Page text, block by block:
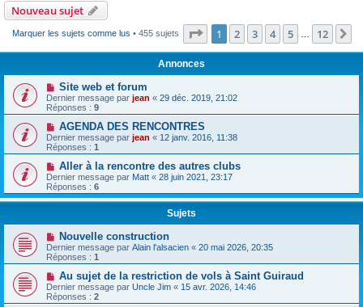
Nouveau sujet
Marquer les sujets comme lus • 455 sujets Page 1sur12
1 2 3 4 5 12
Annonces
Site web et forum
Dernier message par jean « 29 déc. 2019, 21:02
Réponses : 9
AGENDA DES RENCONTRES
Dernier message par jean « 12 janv. 2016, 11:38
Réponses : 1
Aller à la rencontre des autres clubs
Dernier message par Matt « 28 juin 2021, 23:17
Réponses : 6
Sujets
Nouvelle construction
Dernier message par Alain l'alsacien « 20 mai 2026, 20:35
Réponses : 1
Au sujet de la restriction de vols à Saint Guiraud
Dernier message par Uncle Jim « 15 avr. 2026, 14:46
Réponses : 2